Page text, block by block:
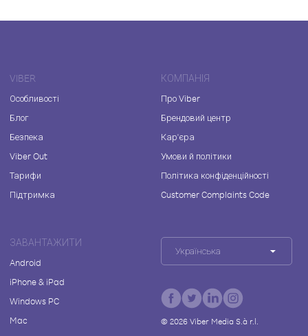
VIBER
Особливості
Блог
Безпека
Viber Out
Тарифи
Підтримка
КОМПАНІЯ
Про Viber
Брендовий центр
Кар'єра
Умови й політики
Політика конфіденційності
Customer Complaints Code
ЗАВАНТАЖИТИ
Android
iPhone & iPad
Windows PC
Mac
Українська
© 2026Viber Media S.à r.l.